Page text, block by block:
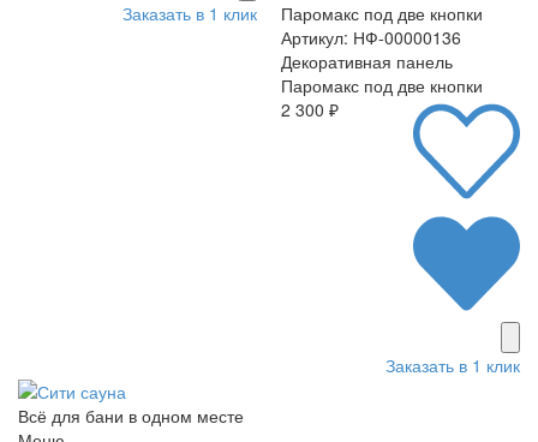
Заказать в 1 клик
Артикул: НФ-00000136
Декоративная панель
Паромакс под две кнопки
2 300 ₽
Заказать в 1 клик
Всё для бани в одном месте